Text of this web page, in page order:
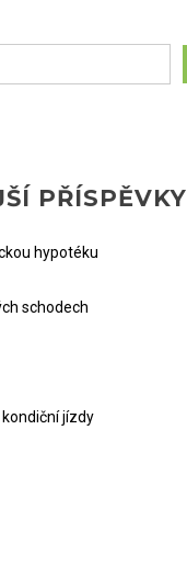
PŘÍSPĚVKY
hypotéku
schodech
jízdy